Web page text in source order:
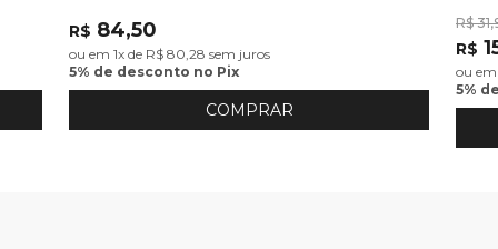
R$ 84,50
ou em 1x de R$ 80,28 sem juros
5% de desconto no Pix
COMPRAR
R$
R$
ou em
5%